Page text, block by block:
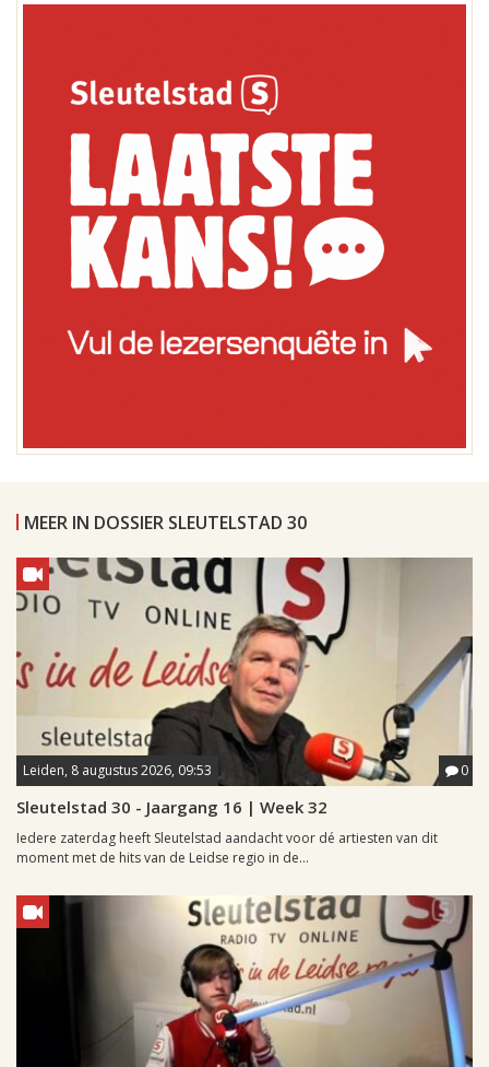
MEER IN DOSSIER SLEUTELSTAD 30
Leiden, 8 augustus 2026, 09:53 0
Sleutelstad 30 - Jaargang 16 | Week 32
Iedere zaterdag heeft Sleutelstad aandacht voor dé artiesten van dit
moment met de hits van de Leidse regio in de...